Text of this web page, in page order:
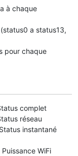
à chaque
a status13,
pour chaque
complet
réseau
instantané
Puissance WiFi